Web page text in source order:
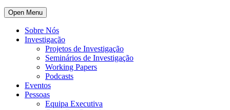
Open Menu
Sobre Nós
Investigação
Projetos de Investigação
Seminários de Investigação
Working Papers
Podcasts
Eventos
Pessoas
Equipa Executiva